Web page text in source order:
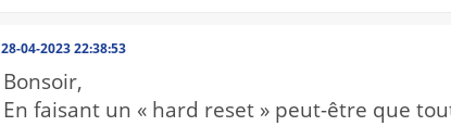
28-04-2023 22:38:53
Bonsoir,
En faisant un « hard reset » peut-être que